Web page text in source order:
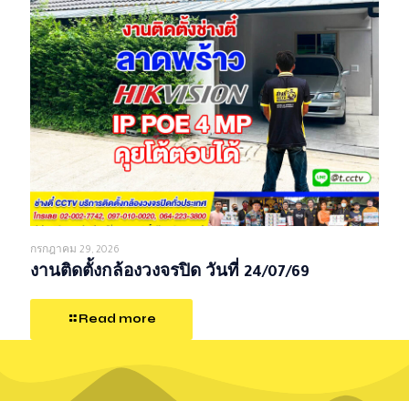
กรกฎาคม 29, 2026
งานติดตั้งกล้องวงจรปิด วันที่ 24/07/69
Read more